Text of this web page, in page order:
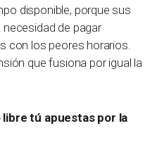
disponible, porque sus
de pagar
con los peores horarios.
que fusiona por igual la
tú apuestas por la